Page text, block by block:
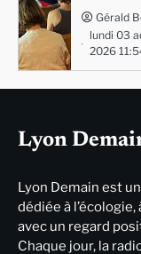
Gérald
lundi 03
2026
Lyon
Lyon Demain est
dédiée à
avec un regard
Chaque jour, la